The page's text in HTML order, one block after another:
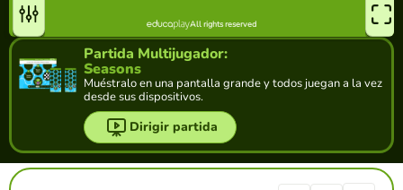
Partida Multijugador:
Seasons
Muéstralo en una pantalla grande y todos juegan a la vez
desde sus dispositivos.
Dirigir partida